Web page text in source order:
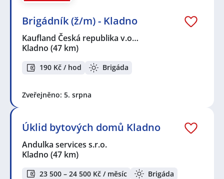
Brigádník (ž/m) - Kladno
Kaufland Česká republika v.o…
Kladno (47 km)
190 Kč / hod Brigáda
Zveřejněno: 5. srpna
Úklid bytových domů Kladno
Andulka services s.r.o.
Kladno (47 km)
23 500 – 24 500 Kč / měsíc
Brigáda